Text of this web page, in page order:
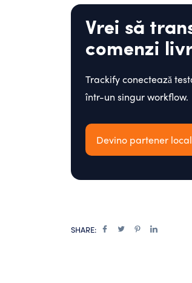
Vrei să
comenzi
Trackify conectează
într-un singur workflow.
Devino partener local
SHARE: